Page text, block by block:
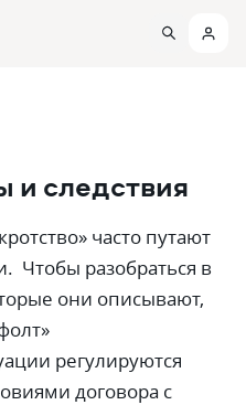
и следствия
часто путают
Чтобы разобраться в
они описывают,
регулируются
договора с